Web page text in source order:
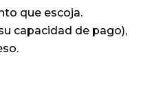
que escoja.
capacidad de pago),